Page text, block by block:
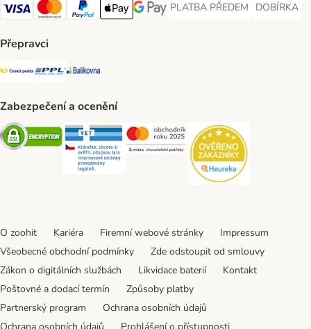
Visa Payment Method
Mastercard Payment Method
PayPal Payment Method
Apple pay Payment Method
GooglePay Payment Method
PLATBA PŘEDEM
PLATBA PŘEDEM Payment
DOBÍRKA
DOBÍRKA
Přepravci
Česká pošta Shipping Method
PPL Shipping Method
Balíkovna Shipping Method
Zabezpečení a ocenění
Security Security Security
O zoohit Kariéra Firemní webové stránky
Impressum
Všeobecné obchodní podmínky
Zde odstoupit od smlouvy
Zákon o digitálních službách
Likvidace baterií
Kontakt
Poštovné a dodací termín
Způsoby platby
Partnerský program
Ochrana osobních údajů